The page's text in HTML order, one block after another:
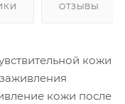
ОТЗЫВЫ
кожи
кожи после